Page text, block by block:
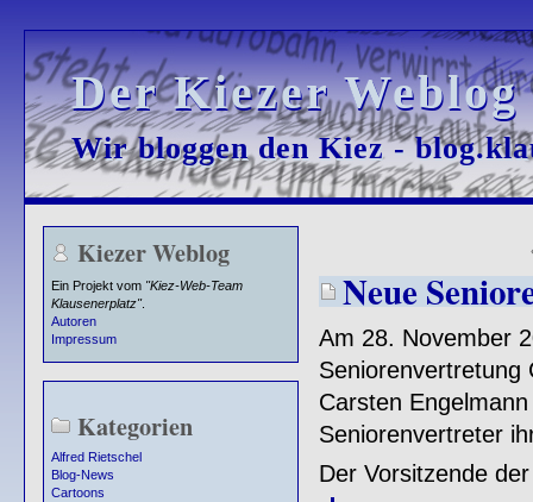
Der Kiezer
Der Kiezer
Wir bloggen den Kiez -
Wir bloggen den Kiez -
Kiezer Weblog
Ein Projekt vom "Kiez-Web-Team
Klausenerplatz".
Autoren
Impressum
Kategorien
Alfred Rietschel
Blog-News
Cartoons
Neue
Am 28. November
Seniorenvertretung
Carsten
Seniorenvertreter
Der Vorsitzende